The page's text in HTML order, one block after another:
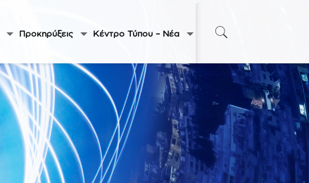
Προκηρύξεις Κέντρο Τύπου – Νέα